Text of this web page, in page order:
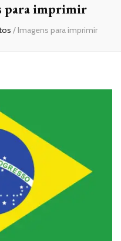
para imprimir
/ Imagens para imprimir